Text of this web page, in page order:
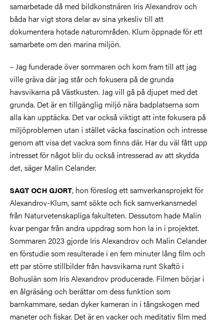
samarbetade då med bildkonstnären Iris Alexandrov och
båda har vigt stora delar av sina yrkesliv till att
dokumentera hotade naturområden. Klum öppnade för ett
samarbete om den marina miljön.
– Jag funderade över sommaren och kom fram till att jag
ville gräva där jag står och fokusera på de grunda
havsvikarna på Västkusten. Jag vill gå på djupet med det
grunda. Det är en tillgänglig miljö nära badplatserna som
alla kan upptäcka. Det var också viktigt att inte fokusera på
miljöproblemen utan i stället väcka fascination och intresse
genom att visa det vackra som finns där. Har du väl fått upp
intresset för något blir du också intresserad av att skydda
det, säger Malin Celander.
SAGT OCH GJORT, hon föreslog ett samverkansprojekt för
Alexandrov-Klum, samt sökte och fick samverkansmedel
från Naturvetenskapliga fakulteten. Dessutom hade Malin
kvar pengar från andra uppdrag som hon la in i projektet.
Sommaren 2023 gjorde Iris Alexandrov och Malin Celander
en förstudie som resulterade i en fem minuter lång film och
ett par större stillbilder från havsvikarna runt Skaftö i
Bohuslän som Iris Alexandrov producerade. Filmen börjar i
en ålgräsäng och berättar om dess funktion som
barnkammare, sedan dyker kameran in i tångskogen med
maneter och fiskar. Det är en vacker och meditativ film med